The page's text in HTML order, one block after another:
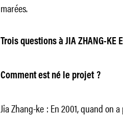
marées.
Trois questions à JIA ZHANG-KE
Comment est né le projet ?
Jia Zhang-ke : En 2001, quand on